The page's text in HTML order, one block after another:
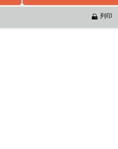
列印